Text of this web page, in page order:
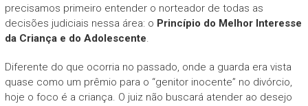
precisamos primeiro entender o norteador de todas as
decisões judiciais nessa área: o Princípio do Melhor Interesse
da Criança e do Adolescente.
Diferente do que ocorria no passado, onde a guarda era vista
quase como um prêmio para o “genitor inocente” no divórcio,
hoje o foco é a criança. O juiz não buscará atender ao desejo